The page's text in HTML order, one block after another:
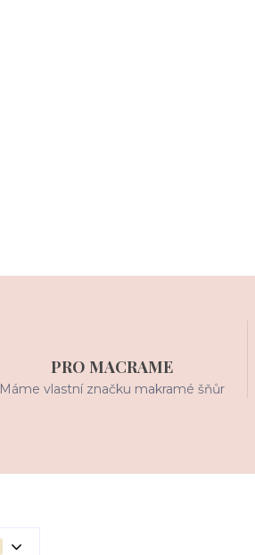
PRO MACRAME
Máme vlastní značku makramé šňůr